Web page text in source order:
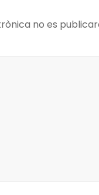
no es